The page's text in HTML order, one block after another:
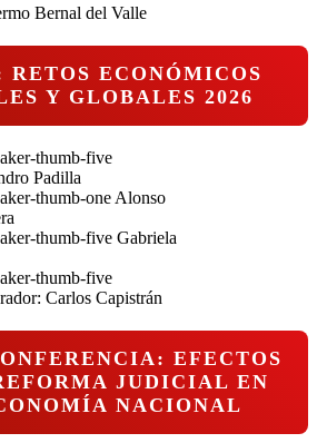
Bernal del Valle
RETOS ECONÓMICOS
Y GLOBALES 2026
Padilla
Alonso
Gabriela
Carlos Capistrán
EFECTOS
JUDICIAL EN
NACIONAL